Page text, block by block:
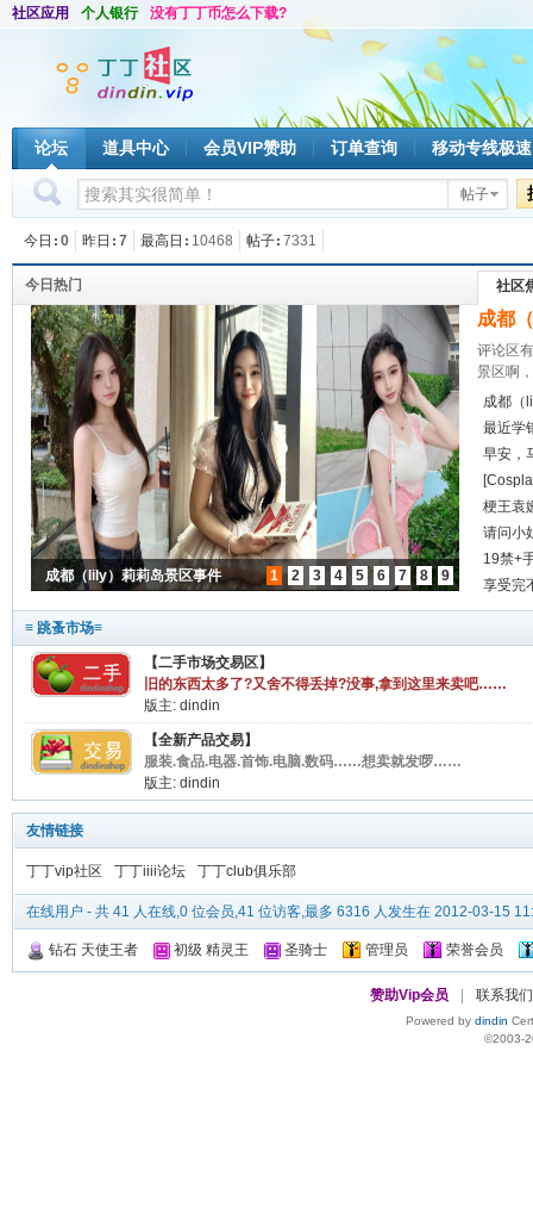
社区应用 个人银行 没有丁丁币怎么下载?
论坛 道具中心 会员VIP赞助 订单查询 移动专线极速
帖子
今日 0 昨日 7 最高日 10468 帖子 7331
今日热门
成都（lily）莉莉岛景区事件 1 2 3 4 5 6 7 8 9
社区
成都
评论区
景区啊
成都（
最近学
早安，
梗王袁
请问小
19禁+
露上
享受完
≡ 跳蚤市场≡
【二手市场交易区】
旧的东西太多了?又舍不得丢掉?没事,拿到这里来卖吧……
版主: dindin
【全新产品交易】
服装.食品.电器.首饰.电脑.数码……想卖就发啰……
版主: dindin
友情链接
丁丁vip社区 丁丁iiii论坛 丁丁club俱乐部
在线用户 - 共 41 人在线,0 位会员,41 位访客,最多 6316 人发生在 2012-03-15
钻石 天使王者 初级 精灵王 圣骑士 管理员 荣誉会员
赞助Vip会员 联系我们
Powered by dindin
©2003-